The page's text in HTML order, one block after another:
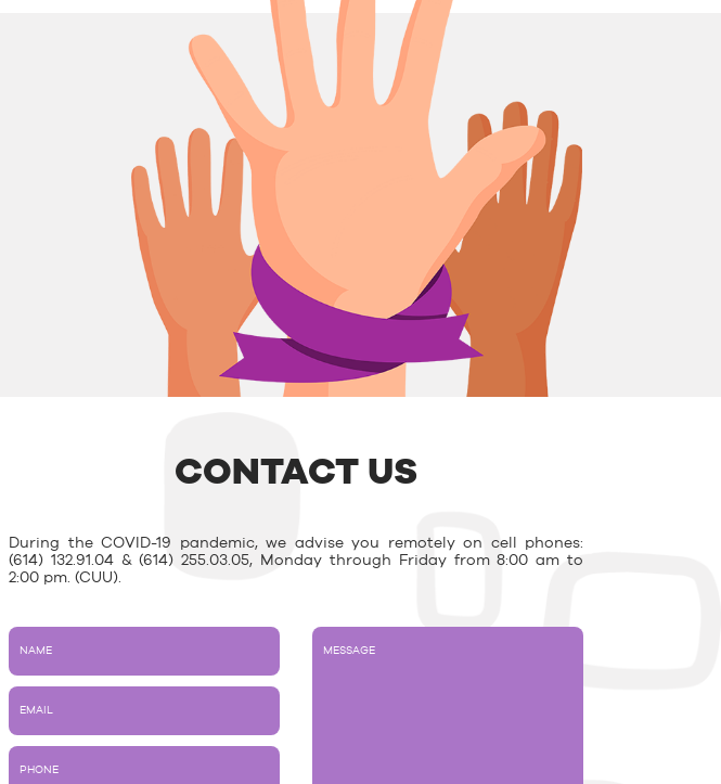
CONTACT US
During the COVID-19 pandemic, we advise you remotely on cell phones:
(614) 132.91.04 & (614) 255.03.05, Monday through Friday from 8:00 am to
2:00 pm. (CUU).